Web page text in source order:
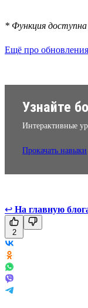
* Функция
Ещё про
Узнайте
Интерактивные
Прокачать навыки
↩ На главную
2